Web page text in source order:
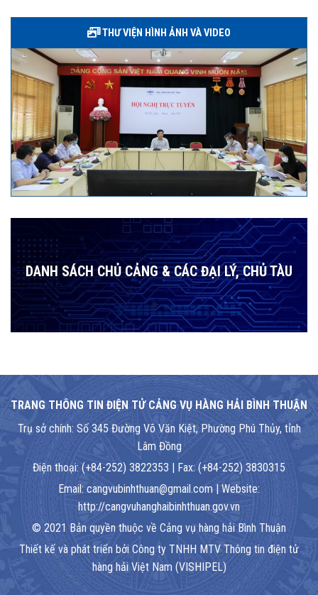
THƯ VIỆN HÌNH ẢNH VÀ VIDEO
DANH SÁCH CHỦ CẢNG & CÁC ĐẠI LÝ, CHỦ TÀU
TRANG THÔNG TIN ĐIỆN TỬ CẢNG VỤ HÀNG HẢI BÌNH THUẬN
Trụ sở chính: Số 345 Đường Võ Văn Kiệt, Phường Phú Thủy, tỉnh
Lâm Đồng
Điện thoại: (+84-252) 3822353 | Fax: (+84-252) 3830315
Email: cangvubinhthuan@gmail.com | Website:
http://cangvuhanghaibinhthuan.gov.vn
© 2021 Bản quyền thuộc về Cảng vụ hàng hải Bình Thuận
Thiết kế và phát triển bởi Công ty TNHH MTV Thông tin điện tử
hàng hải Việt Nam (VISHIPEL)